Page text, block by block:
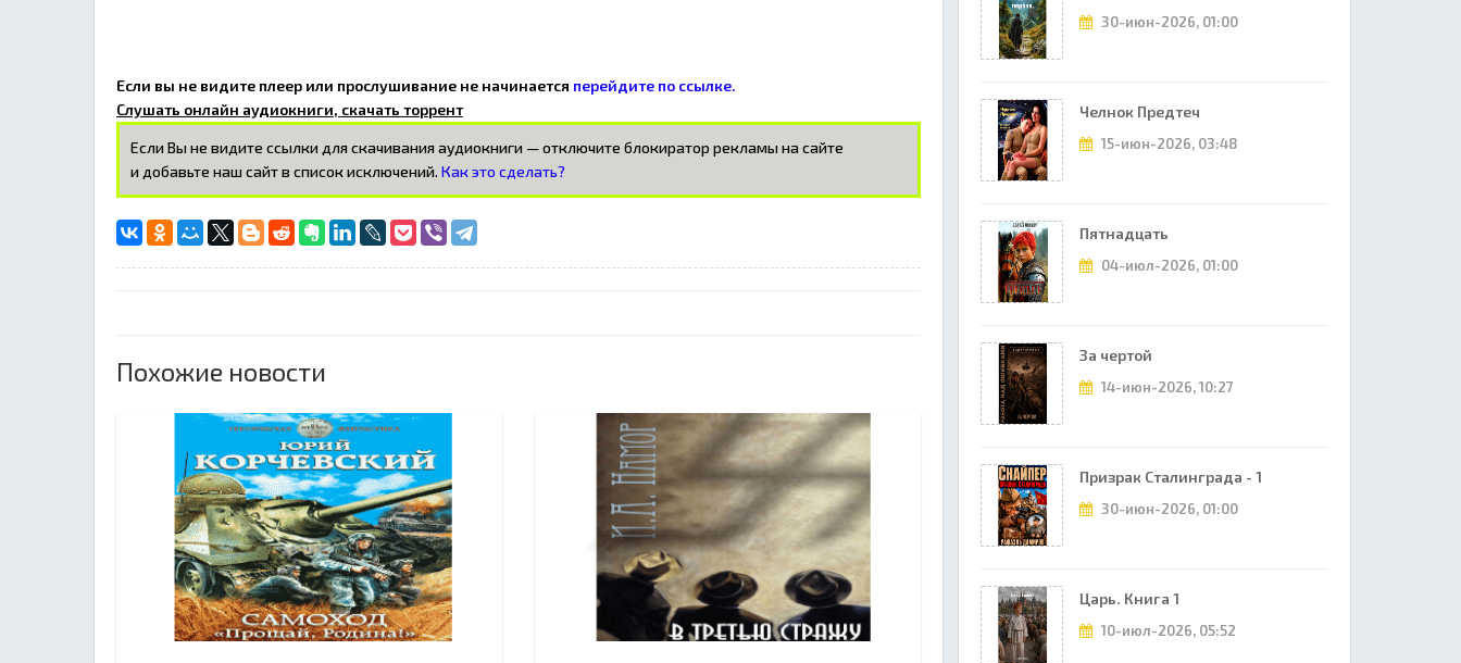
Если вы не видите плеер или прослушивание не начинается перейдите по ссылке.
Слушать онлайн аудиокниги, скачать торрент
Если Вы не видите ссылки для скачивания аудиокниги — отключите блокиратор рекламы на сайте
и добавьте наш сайт в список исключений. Как это сделать?
Похожие новости
30-июн-2026, 01:00
Челнок Предтеч
15-июн-2026, 03:48
Пятнадцать
04-июл-2026, 01:00
За чертой
14-июн-2026, 10:27
Призрак Сталинграда - 1
30-июн-2026, 01:00
Царь. Книга 1
10-июл-2026, 05:52